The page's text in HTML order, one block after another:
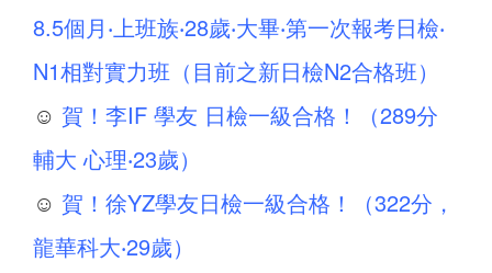
8.5個月‧上班族‧28歲‧大畢‧第一次報考日檢‧
N1相對實力班（目前之新日檢N2合格班）
☺ 賀！李IF 學友 日檢一級合格！（289分
輔大 心理‧23歲）
☺ 賀！徐YZ學友日檢一級合格！（322分，
龍華科大‧29歲）